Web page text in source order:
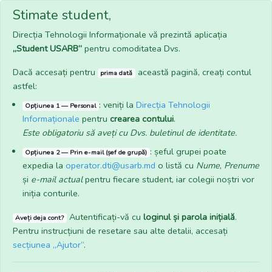
Stimate student,
Direcția Tehnologii Informaționale vă prezintă aplicația
„Student USARB” pentru comoditatea Dvs.
Dacă accesați pentru
prima dată această pagină, creați contul
astfel:
Opțiunea 1 — Personal : veniți la Direcția Tehnologii
Informaționale pentru crearea contului.
Este obligatoriu să aveți cu Dvs. buletinul de identitate.
Opțiunea 2 — Prin e-mail (șef de grupă) : șeful grupei poate
expedia la operator.dti@usarb.md o listă cu Nume, Prenume
și e-mail actualpentru fiecare student, iar colegii noștri vor
iniția conturile.
Aveți deja cont? Autentificați-vă cu loginul și parola inițială.
Pentru instrucțiuni de resetare sau alte detalii, accesați
secțiunea „Ajutor”.